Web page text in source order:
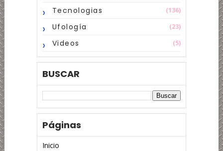
Tecnologias (136)
Ufología (23)
Videos (5)
BUSCAR
Páginas
Inicio